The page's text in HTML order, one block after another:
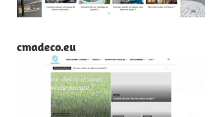
cmadeco.eu